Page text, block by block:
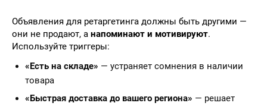
Объявления для ретаргетинга должны быть другими —
они не продают, а напоминают и мотивируют.
Используйте триггеры:
«Есть на складе» — устраняет сомнения в наличии
товара
«Быстрая доставка до вашего региона» — решает